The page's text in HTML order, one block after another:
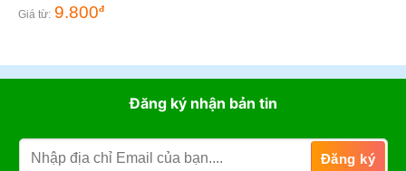
Giá từ: 9.800đ
Đăng ký nhận bản tin